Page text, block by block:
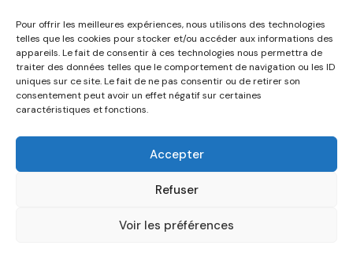
Pour offrir les meilleures expériences, nous utilisons des technologies
telles que les cookies pour stocker et/ou accéder aux informations des
appareils. Le fait de consentir à ces technologies nous permettra de
traiter des données telles que le comportement de navigation ou les ID
uniques sur ce site. Le fait de ne pas consentir ou de retirer son
consentement peut avoir un effet négatif sur certaines
caractéristiques et fonctions.
Accepter
Refuser
Voir les préférences
Accueil
Qui sommes-nous ?
Actualités
Rejoignez-nous
Annuaire
Vidéos & Podcats